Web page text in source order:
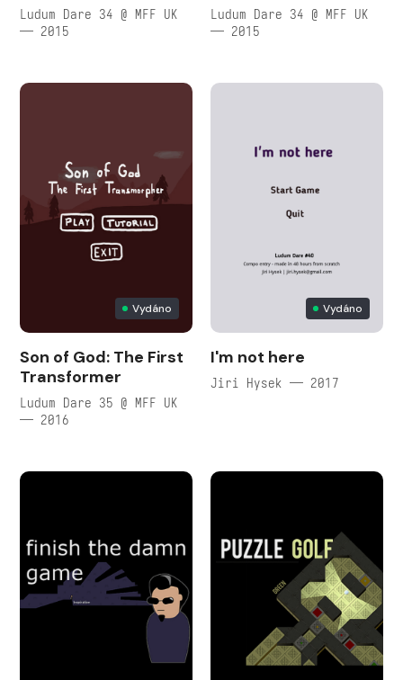
Ludum Dare 34 @ MFF UK
— 2015
Ludum Dare 34 @ MFF UK
— 2015
Vydáno
Son of God: The First
Transformer
Ludum Dare 35 @ MFF UK
— 2016
Vydáno
I'm not here
Jiri Hysek — 2017